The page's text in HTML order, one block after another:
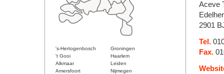
's-Hertogenbosch
Groningen
't Gooi
Haarlem
Alkmaar
Leiden
Amersfoort
Nijmegen
Aceve
2901
Tel.
Fax.